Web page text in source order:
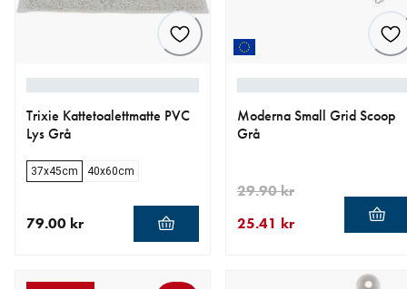
Trixie Kattetoalettmatte PVC
Lys Grå
37x45cm 40x60cm
79.00 kr
Moderna Small Grid Scoop
Grå
25.41 kr
29.90 kr